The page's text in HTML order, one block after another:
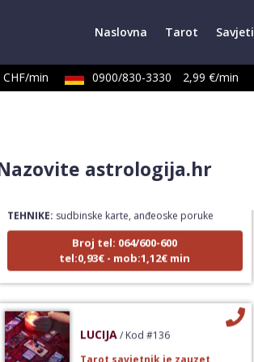
Naslovna Tarot Savjeti
min 0900/830-3330 2,99 €/min
astrologija.hr
Tarot savjetnik je zauzet
sudbinske karte, anđeoske poruke
Broj tel: 064/600-600
tel:0,93€ - mob:1,12€ min
/ Kod #136
Tarot savjetnik je zauzet